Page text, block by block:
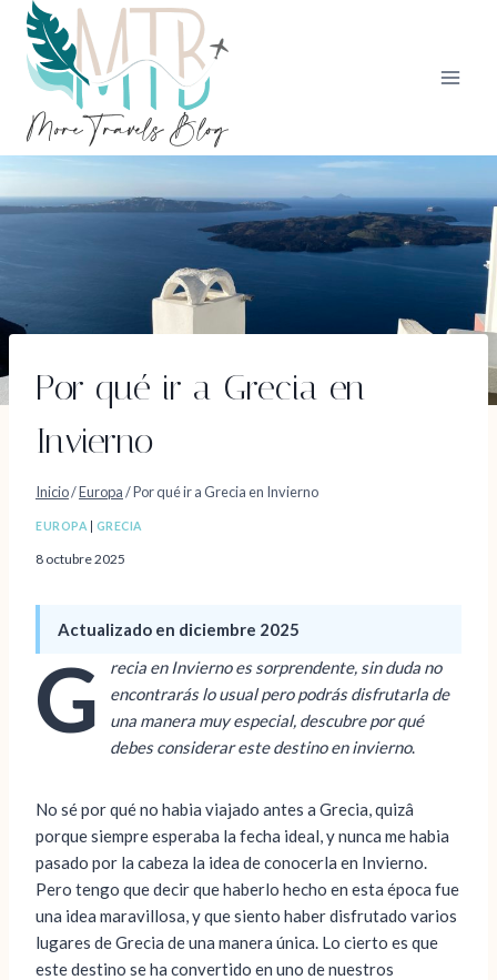
Saltar
contenido
Por qué ir a Grecia en
Invierno
Inicio/Europa/Por qué ir a Grecia en Invierno
EUROPA GRECIA
8 octubre 2025
Actualizado en diciembre 2025
G
recia en Invierno es sorprendente, sin duda no
encontrarás lo usual pero podrás disfrutarla de
una manera muy especial, descubre por qué
debes considerar este destino en invierno.
No sé por qué no habia viajado antes a Grecia, quizâ
porque siempre esperaba la fecha ideal, y nunca me habia
pasado por la cabeza la idea de conocerla en Invierno.
Pero tengo que decir que haberlo hecho en esta época fue
una idea maravillosa, y que siento haber disfrutado varios
lugares de Grecia de una manera única. Lo cierto es que
este destino se ha convertido en uno de nuestros